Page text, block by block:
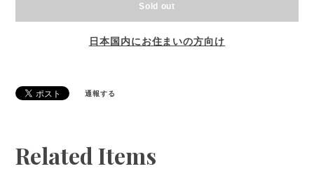
Sold out
日本国内にお住まいの方向け
通報する
Related Items